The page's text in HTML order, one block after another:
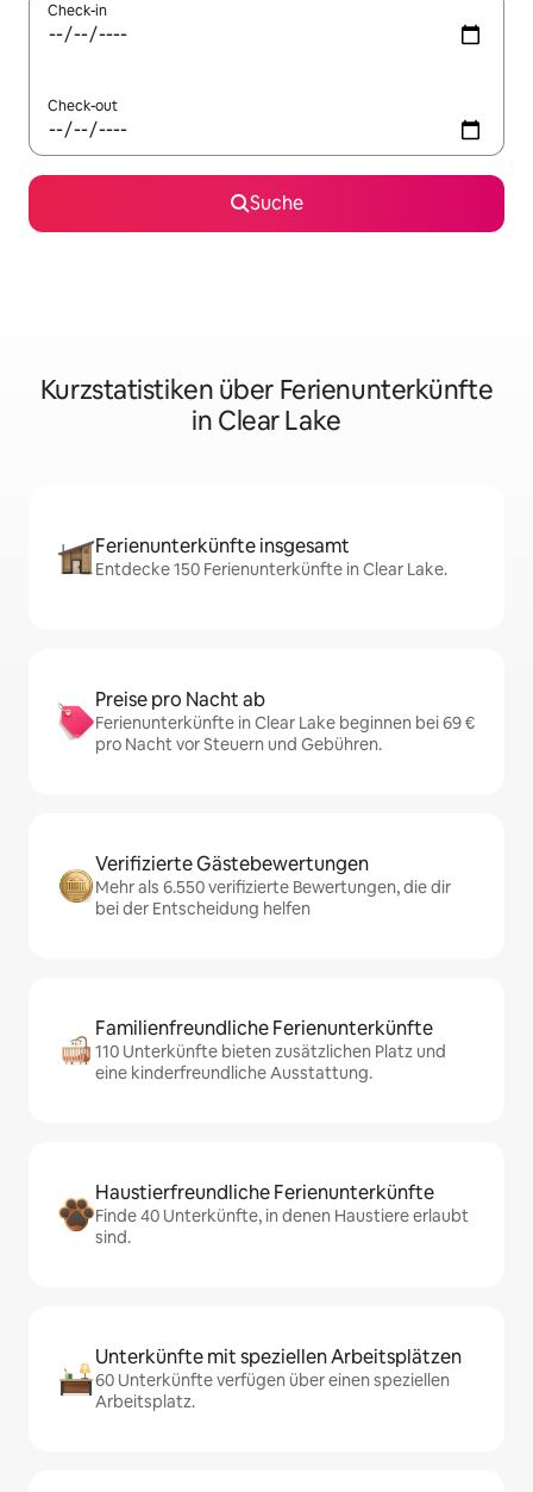
Check-in
Check-out
Suche
Kurzstatistiken über Ferienunterkünfte
in Clear Lake
Ferienunterkünfte insgesamt
Entdecke 150 Ferienunterkünfte in Clear Lake.
Preise pro Nacht ab
Ferienunterkünfte in Clear Lake beginnen bei 69 €
pro Nacht vor Steuern und Gebühren.
Verifizierte Gästebewertungen
Mehr als 6.550 verifizierte Bewertungen, die dir
bei der Entscheidung helfen
Familienfreundliche Ferienunterkünfte
110 Unterkünfte bieten zusätzlichen Platz und
eine kinderfreundliche Ausstattung.
Haustierfreundliche Ferienunterkünfte
Finde 40 Unterkünfte, in denen Haustiere erlaubt
sind.
Unterkünfte mit speziellen Arbeitsplätzen
60 Unterkünfte verfügen über einen speziellen
Arbeitsplatz.